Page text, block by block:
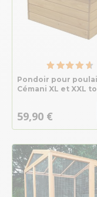
Pondoir pour
Cémani XL et XXL
59,90 €